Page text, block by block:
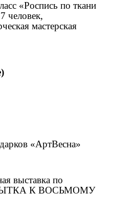
«Роспись по ткани
человек,
мастерская
«АртВесна»
выставка по
К ВОСЬМОМУ